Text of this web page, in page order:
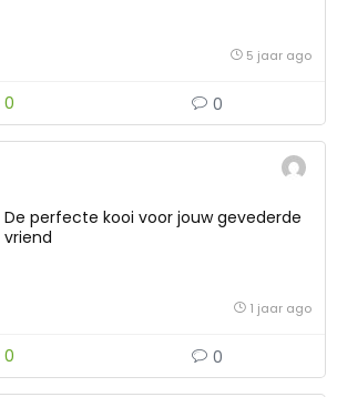
5 jaar ago
0 0
De perfecte kooi voor jouw gevederde
vriend
1 jaar ago
0 0